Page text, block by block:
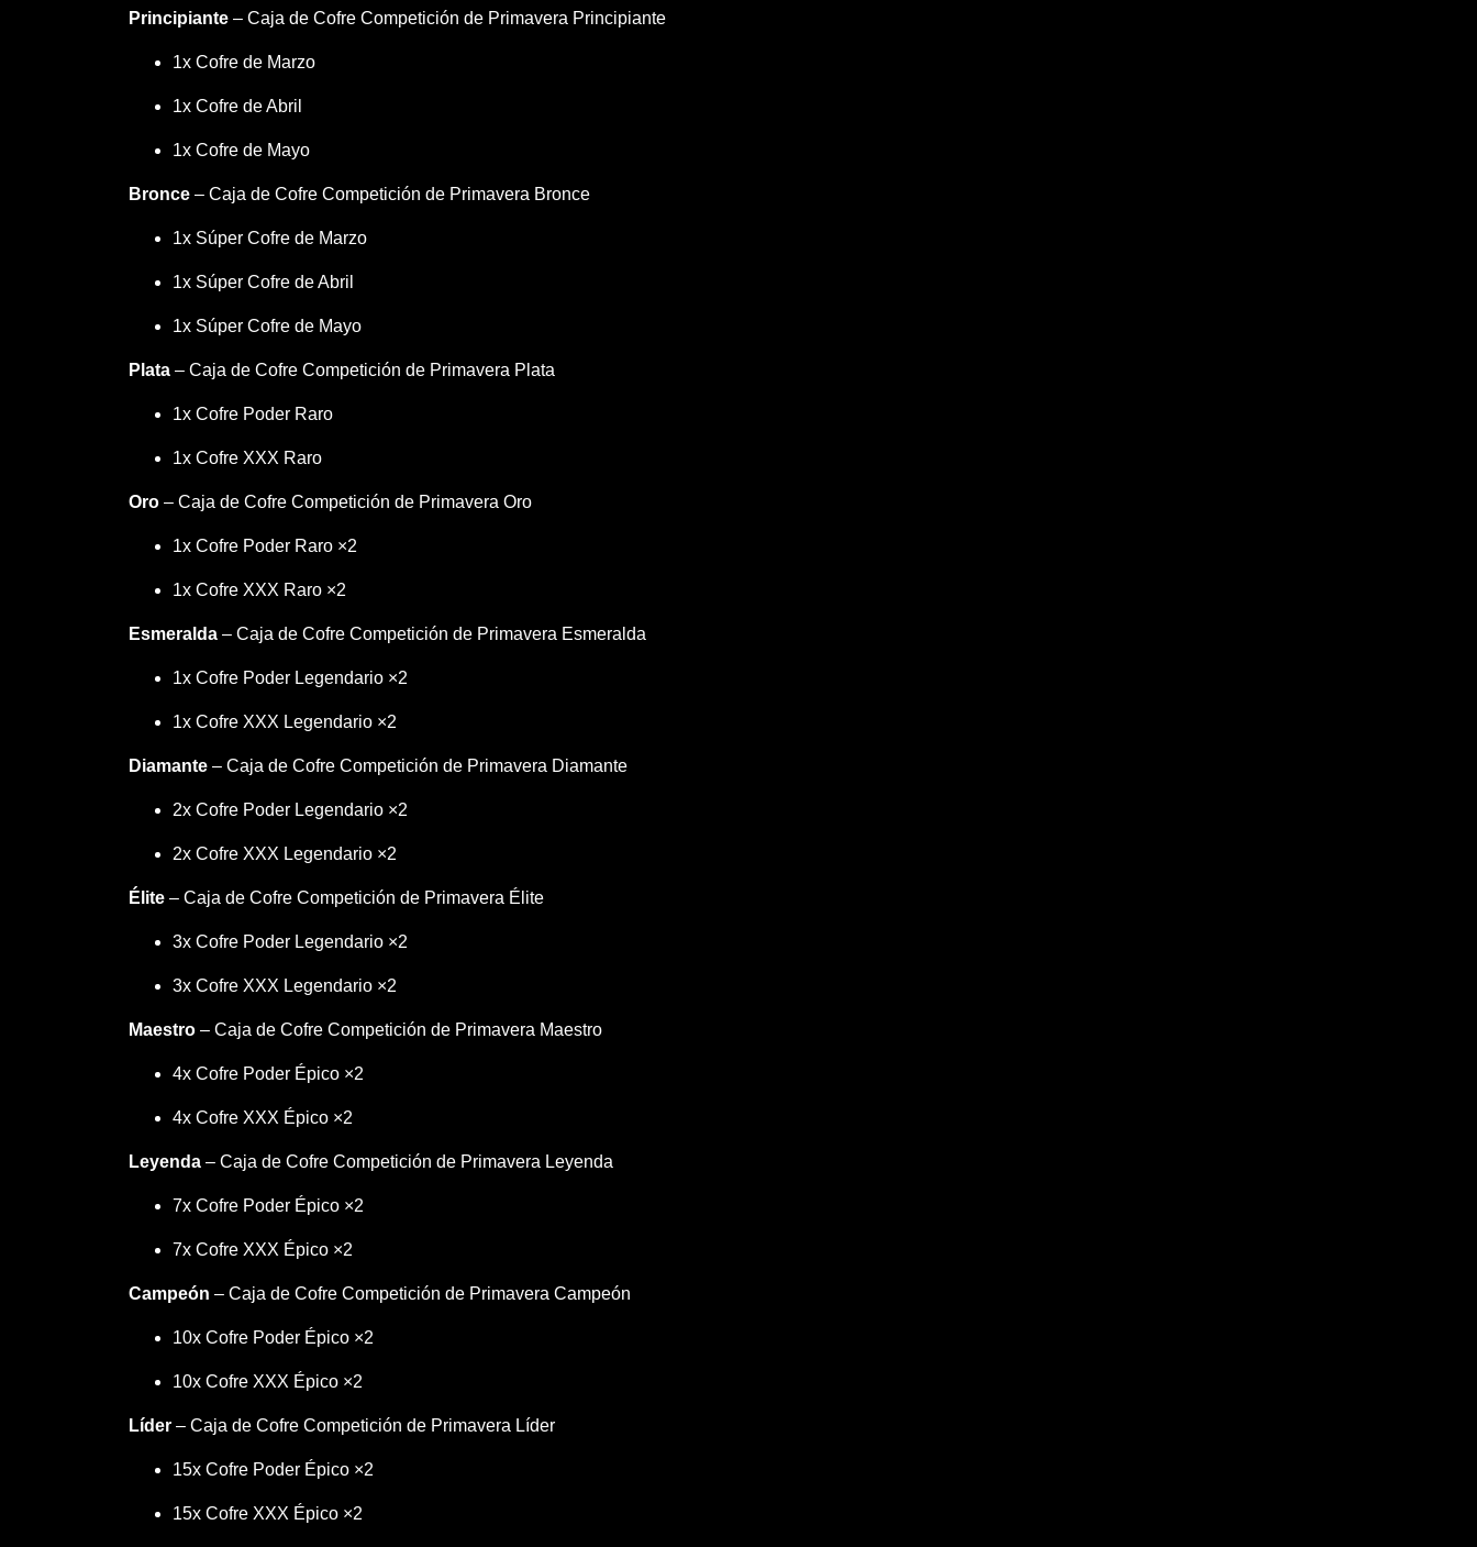
Principiante – Caja de Cofre Competición de Primavera Principiante
1x Cofre de Marzo
1x Cofre de Abril
1x Cofre de Mayo
Bronce – Caja de Cofre Competición de Primavera Bronce
1x Súper Cofre de Marzo
1x Súper Cofre de Abril
1x Súper Cofre de Mayo
Plata – Caja de Cofre Competición de Primavera Plata
1x Cofre Poder Raro
1x Cofre XXX Raro
Oro – Caja de Cofre Competición de Primavera Oro
1x Cofre Poder Raro ×2
1x Cofre XXX Raro ×2
Esmeralda – Caja de Cofre Competición de Primavera Esmeralda
1x Cofre Poder Legendario ×2
1x Cofre XXX Legendario ×2
Diamante – Caja de Cofre Competición de Primavera Diamante
2x Cofre Poder Legendario ×2
2x Cofre XXX Legendario ×2
Élite – Caja de Cofre Competición de Primavera Élite
3x Cofre Poder Legendario ×2
3x Cofre XXX Legendario ×2
Maestro – Caja de Cofre Competición de Primavera Maestro
4x Cofre Poder Épico ×2
4x Cofre XXX Épico ×2
Leyenda – Caja de Cofre Competición de Primavera Leyenda
7x Cofre Poder Épico ×2
7x Cofre XXX Épico ×2
Campeón – Caja de Cofre Competición de Primavera Campeón
10x Cofre Poder Épico ×2
10x Cofre XXX Épico ×2
Líder – Caja de Cofre Competición de Primavera Líder
15x Cofre Poder Épico ×2
15x Cofre XXX Épico ×2